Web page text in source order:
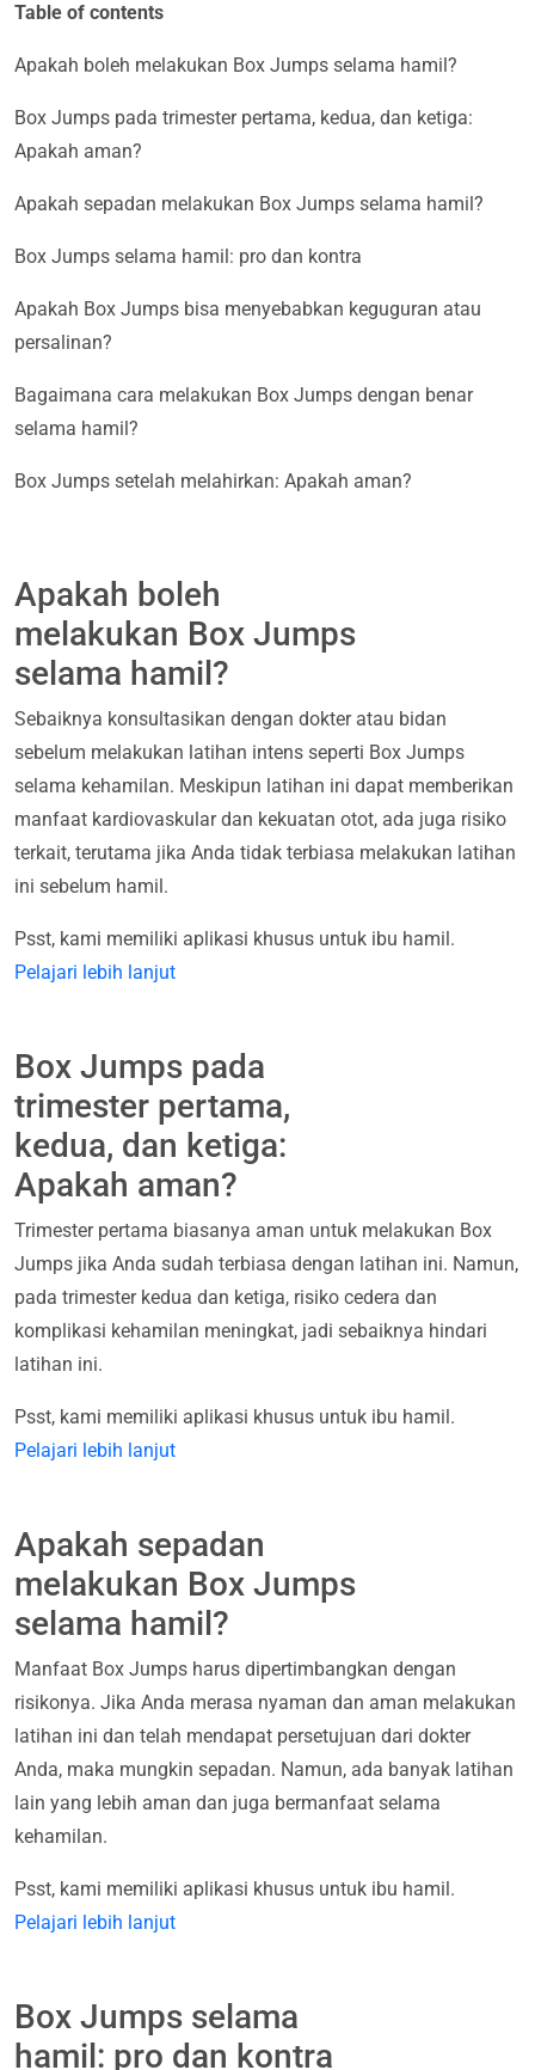
Table of contents
Apakah boleh melakukan Box Jumps selama hamil?
Box Jumps pada trimester pertama, kedua, dan ketiga:
Apakah aman?
Apakah sepadan melakukan Box Jumps selama hamil?
Box Jumps selama hamil: pro dan kontra
Apakah Box Jumps bisa menyebabkan keguguran atau
persalinan?
Bagaimana cara melakukan Box Jumps dengan benar
selama hamil?
Box Jumps setelah melahirkan: Apakah aman?
Apakah boleh
melakukan Box Jumps
selama hamil?
Sebaiknya konsultasikan dengan dokter atau bidan
sebelum melakukan latihan intens seperti Box Jumps
selama kehamilan. Meskipun latihan ini dapat memberikan
manfaat kardiovaskular dan kekuatan otot, ada juga risiko
terkait, terutama jika Anda tidak terbiasa melakukan latihan
ini sebelum hamil.
Psst, kami memiliki aplikasi khusus untuk ibu hamil.
Pelajari lebih lanjut
Box Jumps pada
trimester pertama,
kedua, dan ketiga:
Apakah aman?
Trimester pertama biasanya aman untuk melakukan Box
Jumps jika Anda sudah terbiasa dengan latihan ini. Namun,
pada trimester kedua dan ketiga, risiko cedera dan
komplikasi kehamilan meningkat, jadi sebaiknya hindari
latihan ini.
Psst, kami memiliki aplikasi khusus untuk ibu hamil.
Pelajari lebih lanjut
Apakah sepadan
melakukan Box Jumps
selama hamil?
Manfaat Box Jumps harus dipertimbangkan dengan
risikonya. Jika Anda merasa nyaman dan aman melakukan
latihan ini dan telah mendapat persetujuan dari dokter
Anda, maka mungkin sepadan. Namun, ada banyak latihan
lain yang lebih aman dan juga bermanfaat selama
kehamilan.
Psst, kami memiliki aplikasi khusus untuk ibu hamil.
Pelajari lebih lanjut
Box Jumps selama
hamil: pro dan kontra